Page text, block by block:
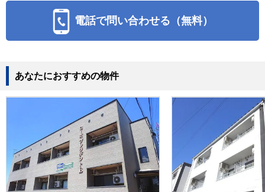
電話で問い合わせる（無料）
あなたにおすすめの物件